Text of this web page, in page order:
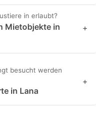
in erlaubt?
Mietobjekte in
+
besucht werden
in Lana
+